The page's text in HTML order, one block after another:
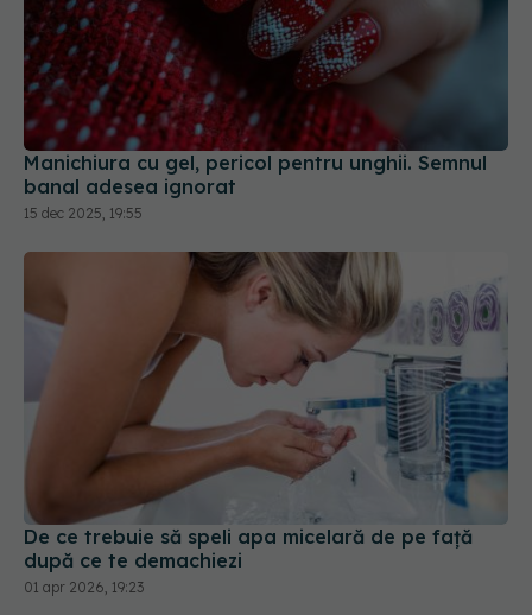
Manichiura cu gel, pericol pentru unghii. Semnul
banal adesea ignorat
15 dec 2025, 19:55
De ce trebuie să speli apa micelară de pe față
după ce te demachiezi
01 apr 2026, 19:23